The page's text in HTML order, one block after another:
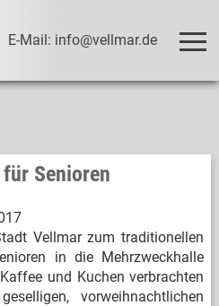
E-Mail: info@vellmar.de
Senioren
Vellmar zum traditionellen
in die Mehrzweckhalle
und Kuchen verbrachten
vorweihnachtlichen